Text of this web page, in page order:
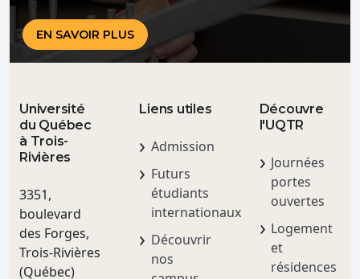
EN SAVOIR PLUS
Université
du Québec
à Trois-
Rivières
3351,
boulevard
des Forges,
Trois-Rivières
(Québec)
Liens utiles
Admission
Futurs
étudiants
internationaux
Découvrir
nos
Découvre
l'UQTR
Journées
portes
ouvertes
Logement
et
résidences